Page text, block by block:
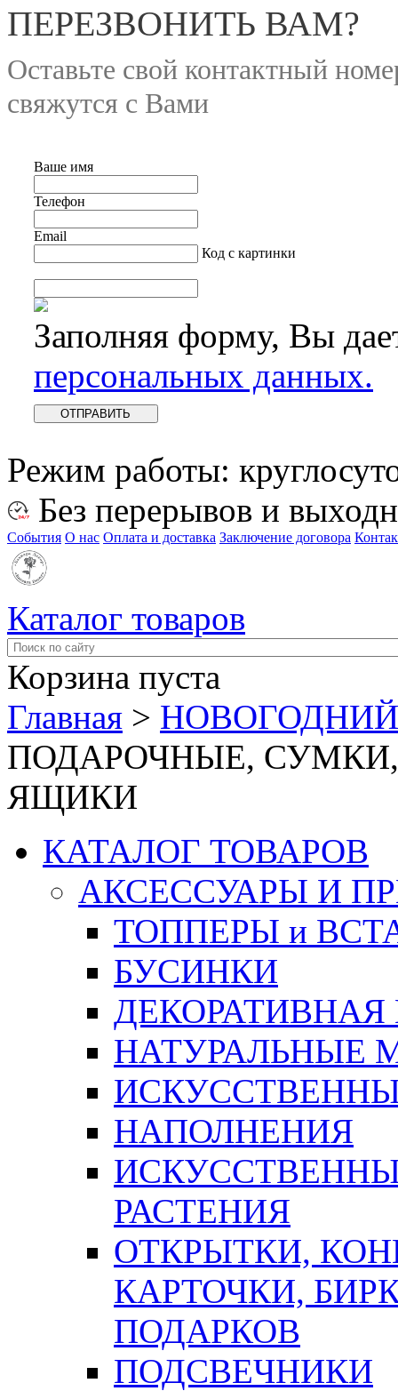
ПЕРЕЗВОНИТЬ ВАМ?
Оставьте свой контактный
свяжутся с Вами
Ваше имя
Телефон
Email
Код с картинки
Заполняя форму, Вы
персональных данных.
Режим работы:
Без перерывов и
События О нас Оплата и доставка Заключение договора
Каталог товаров
Корзина пуста
Главная >
ПОДАРОЧНЫЕ,
ЯЩИКИ
КАТАЛОГ ТОВАРОВ
АКСЕССУАРЫ И
ТОППЕРЫ и
БУСИНКИ
ДЕКОРАТИВНАЯ
НАТУРАЛЬНЫЕ
НАПОЛНЕНИЯ
РАСТЕНИЯ
ОТКРЫТКИ,
КАРТОЧКИ,
ПОДАРКОВ
ПОДСВЕЧНИКИ